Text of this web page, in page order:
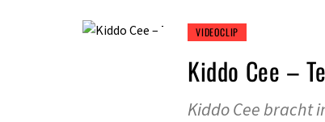
VIDEOCLIP
Kiddo Cee –
Kiddo Cee bracht